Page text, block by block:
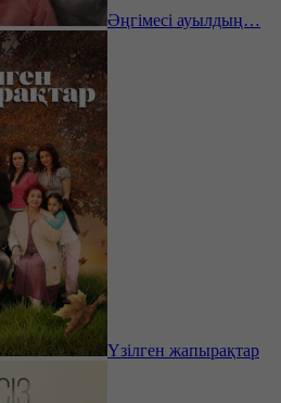
Әңгімесі ауылдың…
Үзілген жапырақтар